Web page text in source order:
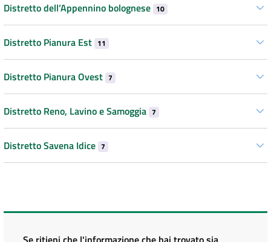
Distretto dell’Appennino bolognese 10
Distretto Pianura Est 11
Distretto Pianura Ovest 7
Distretto Reno, Lavino e Samoggia 7
Distretto Savena Idice 7